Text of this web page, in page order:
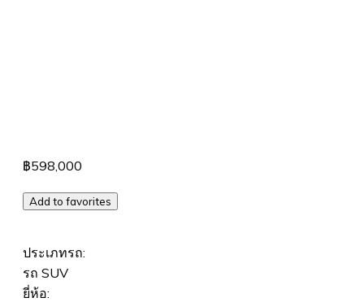
฿598,000
Add to favorites
ประเภทรถ:
รถ SUV
ยี่ห้อ: